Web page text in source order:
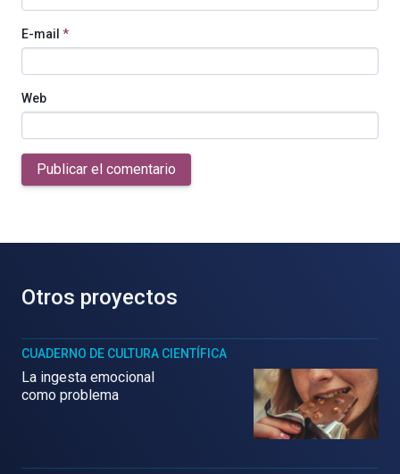
E-mail *
Web
Publicar el comentario
Otros proyectos
CUADERNO DE CULTURA CIENTÍFICA
La ingesta emocional
como problema